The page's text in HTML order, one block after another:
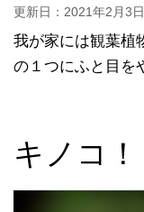
更新日： 2021年2月3日
我が家には観葉植
の１つにふと目を
キノコ！